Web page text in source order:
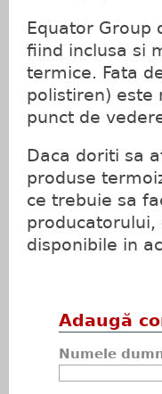
Equator Group
fiind inclusa si
termice. Fata
polistiren) este
punct de
Daca doriti sa
produse
ce trebuie sa
producatorului,
disponibile in
Adaugă
Numele